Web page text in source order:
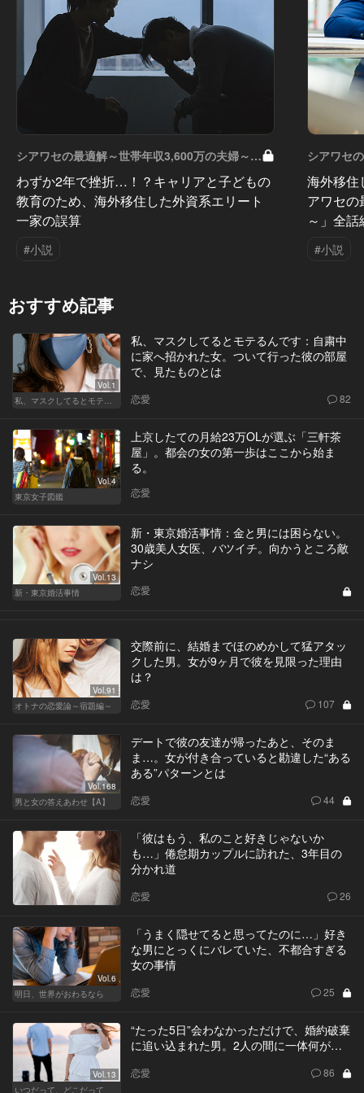
シアワセの最適解～世帯年収3,600万の夫婦～
Vol.12
わずか2年で挫折…！？キャリアと子どもの
教育のため、海外移住した外資系エリート
一家の誤算
#小説
シアワセ
Vol.11
海外移住
アワセ
～」全
#小説
おすすめ記事
Vol.1
私、マスクしてるとモテるんです
私、マスクしてるとモテるんです：自粛中
に家へ招かれた女。ついて行った彼の部屋
で、見たものとは
恋愛 82
Vol.4
東京女子図鑑
上京したての月給23万OLが選ぶ「三軒茶
屋」。都会の女の第一歩はここから始ま
る。
恋愛
Vol.13
新・東京婚活事情
新・東京婚活事情：金と男には困らない。
30歳美人女医、バツイチ。向かうところ敵
ナシ
恋愛
Vol.91
オトナの恋愛論～宿題編～
交際前に、結婚までほのめかして猛アタッ
クした男。女が9ヶ月で彼を見限った理由
は？
恋愛 107
Vol.168
男と女の答えあわせ【A】
デートで彼の友達が帰ったあと、そのま
ま…。女が付き合っていると勘違した“ある
ある”パターンとは
恋愛 44
「彼はもう、私のこと好きじゃないか
も…」倦怠期カップルに訪れた、3年目の
分かれ道
恋愛 26
Vol.6
明日、世界がおわるなら
「うまく隠せてると思ってたのに…」好き
な男にとっくにバレていた、不都合すぎる
女の事情
恋愛 25
Vol.13
いつだって、どこだって
“たった5日”会わなかっただけで、婚約破棄
に追い込まれた男。2人の間に一体何が…
恋愛 86